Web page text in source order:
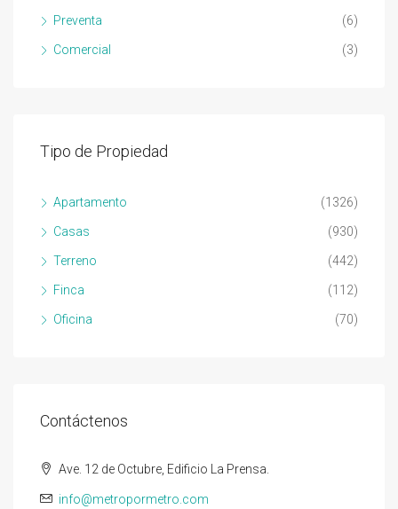
Preventa (6)
Comercial (3)
Tipo de Propiedad
Apartamento (1326)
Casas (930)
Terreno (442)
Finca (112)
Oficina (70)
Contáctenos
Ave. 12 de Octubre, Edificio La Prensa.
info@metropormetro.com